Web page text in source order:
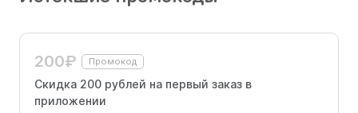
возможностей провести сезон ярко!
200₽ Промокод
Скидка 200 рублей на первый заказ в
приложении